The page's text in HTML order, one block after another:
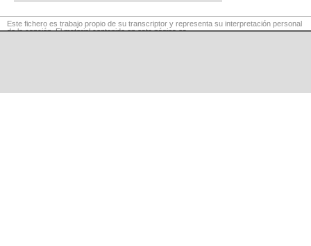
Este fichero es trabajo propio de su transcriptor y representa su interpretación personal
de la canción. El material contenido en esta página es